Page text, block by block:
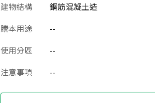
建物結構 鋼筋混凝土造
謄本用途
--
使用分區
--
注意事項
--